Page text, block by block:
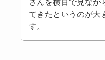
てきたというのが大
す。